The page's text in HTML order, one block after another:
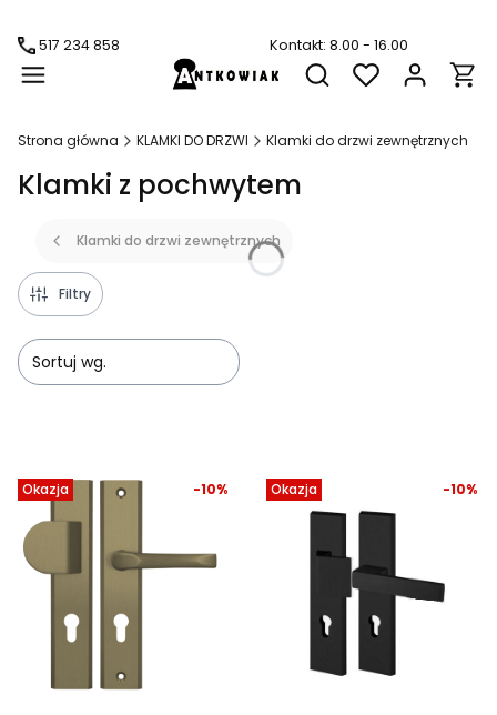
517 234 858 Kontakt: 8.00 - 16.00
Otwórz wyszukiwarkę
Strona główna KLAMKI DO DRZWI Klamki do drzwi zewnętrznych
Klamki z pochwytem
Klamki do drzwi zewnętrznych
Filtry
Sortuj wg.
Okazja -10% Okazja -10%